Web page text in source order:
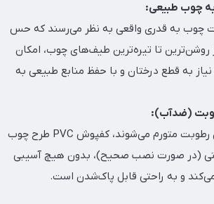
چوب طبیعی:
چوب به قدری واقعی به نظر می‌رسند که حس
روشن‌ترین تا تیره‌ترین طیف‌های چوب، امکان
به قطع درختان و با حفظ منابع طبیعی به
(ضدآب):
چه چیزی مشاهده می‌کنید؟ بر خلاف پارکت‌های چوبی که با کوچک‌ترین رطوبت متورم می‌شوند، کفپوش PVC طرح چوب
(در صورت نصب صحیح)، بدون هیچ آسیبی
و به راحتی قابل پاک‌شدن است.